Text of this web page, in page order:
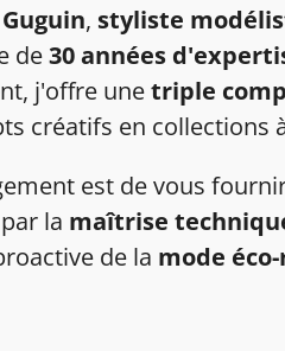
, styliste
de30 années
j'offre unetriple
créatifs en collections
est de vous
la maîtrise
de la mode